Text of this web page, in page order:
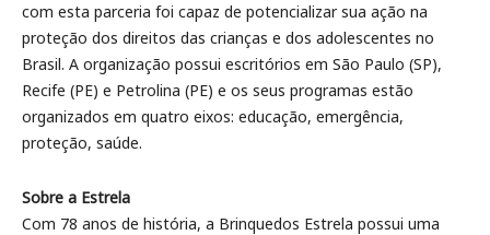
com esta parceria foi capaz de potencializar sua ação na
proteção dos direitos das crianças e dos adolescentes no
Brasil. A organização possui escritórios em São Paulo (SP),
Recife (PE) e Petrolina (PE) e os seus programas estão
organizados em quatro eixos: educação, emergência,
proteção, saúde.
Sobre a Estrela
Com 78 anos de história, a Brinquedos Estrela possui uma